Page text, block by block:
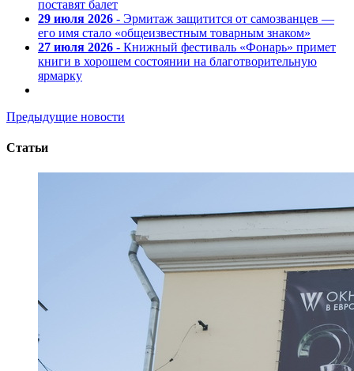
поставят балет
29 июля 2026 - Эрмитаж защитится от самозванцев —
его имя стало «общеизвестным товарным знаком»
27 июля 2026 - Книжный фестиваль «Фонарь» примет
книги в хорошем состоянии на благотворительную
ярмарку
Предыдущие новости
Статьи